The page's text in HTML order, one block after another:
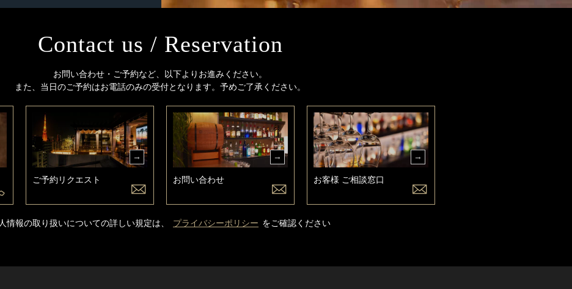
Contact us / Reservation
お問い合わせ・ご予約など、以下よりお進みください。
また、当日のご予約はお電話のみの受付となります。予めご了承ください。
ご予約リクエスト お問い合わせ お客様 ご相談窓口
情報の取り扱いについての詳しい規定は、 プライバシーポリシー をご確認ください